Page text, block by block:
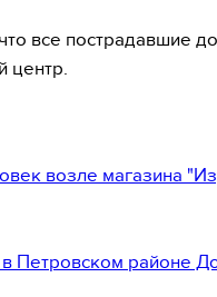
все пострадавшие
центр.
возле магазина
Петровском районе